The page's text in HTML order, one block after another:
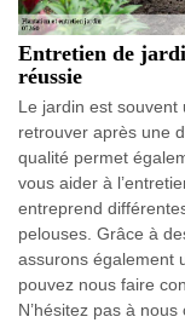
Entretien de
réussie
Le jardin est
retrouver après une
qualité permet
vous aider à
entreprend
pelouses. Grâce à
assurons également
pouvez nous faire
N’hésitez pas à nous